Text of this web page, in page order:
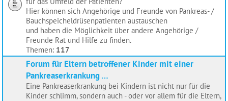
Hier können sich Angehörige und Freunde von Pankreas- /
Bauchspeicheldrüsenpatienten austauschen
und haben die Möglichkeit über andere Angehörige /
Freunde Rat und Hilfe zu finden.
Themen: 117
Forum für Eltern betroffener Kinder mit einer
Pankreaserkrankung …
Eine Pankreaserkrankung bei Kindern ist nicht nur für die
Kinder schlimm, sondern auch - oder vor allem für die Eltern,